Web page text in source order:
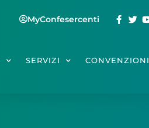
MyConfesercenti
SERVIZI CONVENZIONI